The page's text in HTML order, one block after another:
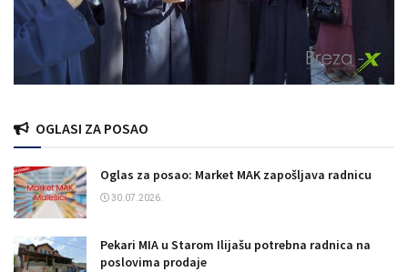
OGLASI ZA POSAO
Oglas za posao: Market MAK zapošljava radnicu
30.07.2026.
Pekari MIA u Starom Ilijašu potrebna radnica na
poslovima prodaje